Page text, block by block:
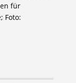
für
Foto: